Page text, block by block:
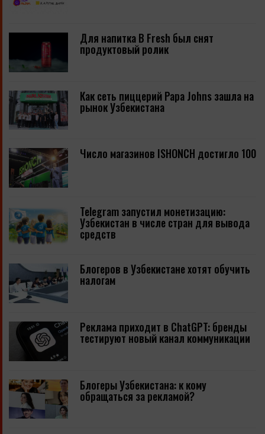
Для напитка B Fresh был снят
продуктовый ролик
Как сеть пиццерий Papa Johns зашла на
рынок Узбекистана
Число магазинов ISHONCH достигло 100
Telegram запустил монетизацию:
Узбекистан в числе стран для вывода
средств
Блогеров в Узбекистане хотят обучить
налогам
Реклама приходит в ChatGPT: бренды
тестируют новый канал коммуникации
Блогеры Узбекистана: к кому
обращаться за рекламой?